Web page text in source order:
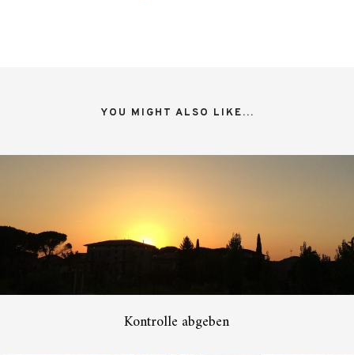
YOU MIGHT ALSO LIKE...
Kontrolle abgeben